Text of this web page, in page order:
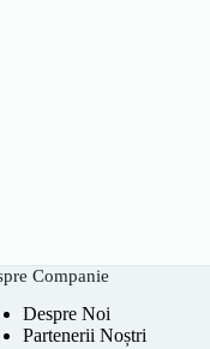
Companie
Despre Noi
Partenerii Noștri